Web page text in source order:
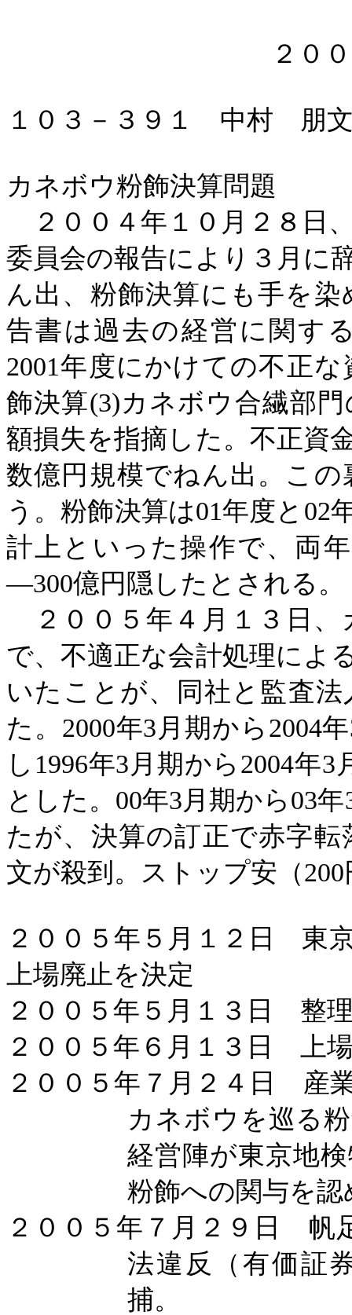
２０
１０３－３９１ 中村 朋
カネボウ粉飾決算問題
２００４年１０月２８日
委員会の報告により３月に
ん出、粉飾決算にも手を
告書は過去の経営に関す
2001年度にかけての不正な
飾決算(3)カネボウ合繊部
額損失を指摘した。不正資
数億円規模でねん出。こ
う。粉飾決算は01年度と 02
計上といった操作で、両
―300億円隠したとされる。
２００５年４月１３日、
で、不適正な会計処理によ
いたことが、同社と監査
た。 2000年3 月期から 2004年
し 1996年3 月期から 2004年3
とした。 00年3月期から03年
たが、決算の訂正で赤字
文が殺到。ストップ安（200
２００５年５月１２日 東
上場廃止を決定
２００５年５月１３日 整
２００５年６月１３日 上
２００５年７月２４日 産
カネボウを巡る
経営陣が東京地
粉飾への関与を
２００５年７月２９日 帆
法違反（有価証
捕。